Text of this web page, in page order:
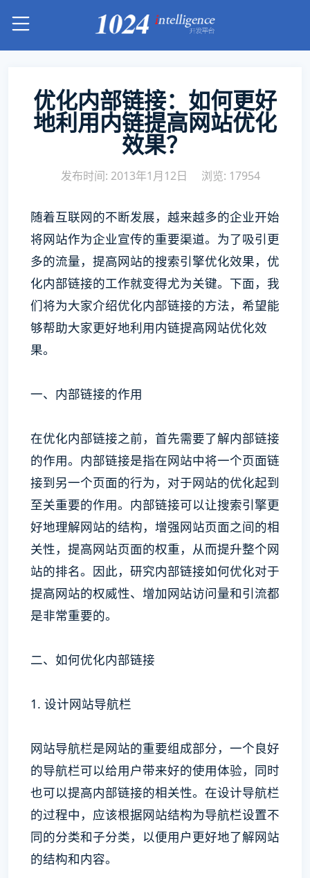
优化内部链接：如何更好
地利用内链提高网站优化
效果？
发布时间: 2013年1月12日 浏览: 17954
随着互联网的不断发展，越来越多的企业开始
将网站作为企业宣传的重要渠道。为了吸引更
多的流量，提高网站的搜索引擎优化效果，优
化内部链接的工作就变得尤为关键。下面，我
们将为大家介绍优化内部链接的方法，希望能
够帮助大家更好地利用内链提高网站优化效
果。
一、内部链接的作用
在优化内部链接之前，首先需要了解内部链接
的作用。内部链接是指在网站中将一个页面链
接到另一个页面的行为，对于网站的优化起到
至关重要的作用。内部链接可以让搜索引擎更
好地理解网站的结构，增强网站页面之间的相
关性，提高网站页面的权重，从而提升整个网
站的排名。因此，研究内部链接如何优化对于
提高网站的权威性、增加网站访问量和引流都
是非常重要的。
二、如何优化内部链接
1. 设计网站导航栏
网站导航栏是网站的重要组成部分，一个良好
的导航栏可以给用户带来好的使用体验，同时
也可以提高内部链接的相关性。在设计导航栏
的过程中，应该根据网站结构为导航栏设置不
同的分类和子分类，以便用户更好地了解网站
的结构和内容。